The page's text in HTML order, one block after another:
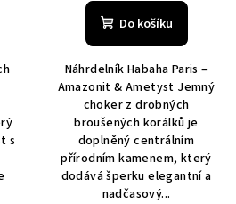
s
Do košíku
Náhrdelník Habaha Paris –
Amazonit & Ametyst Jemný
choker z drobných
broušených korálků je
doplněný centrálním
přírodním kamenem, který
dodává šperku elegantní a
nadčasový...